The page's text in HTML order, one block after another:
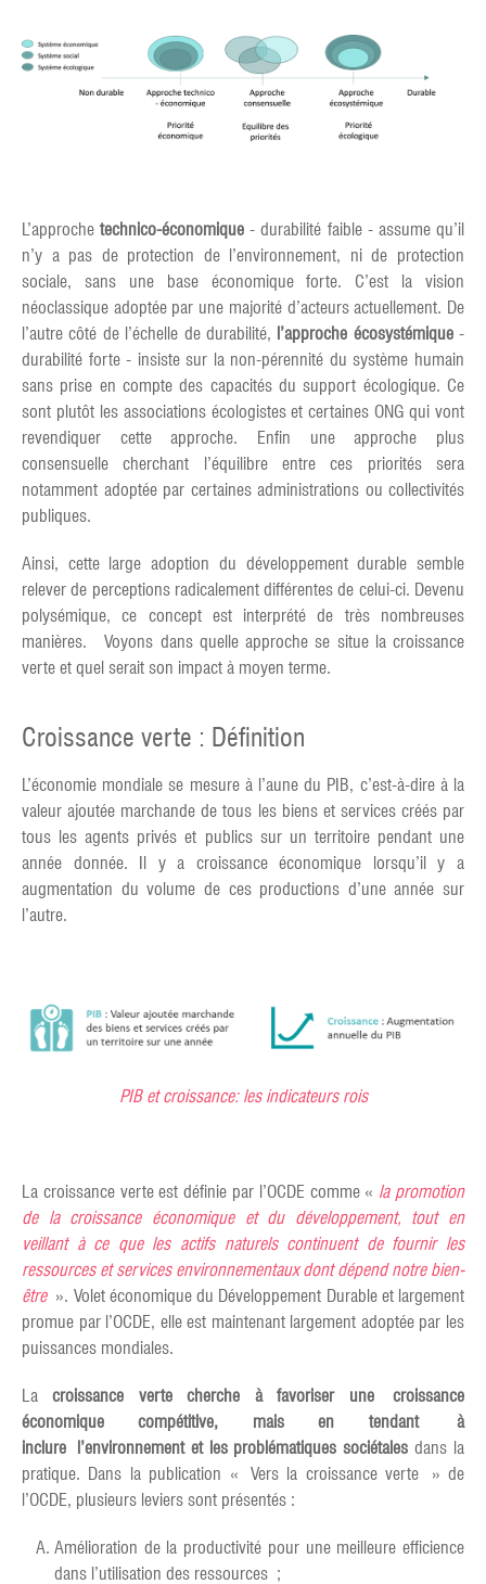
L’approchetechnico-économique - durabilité faible - assume qu’il
n’y a pas de protection de l’environnement, ni de protection
sociale, sans une base économique forte. C’est la vision
néoclassique adoptée par une majorité d’acteurs actuellement. De
l’autre côté de l’échelle de durabilité, l’approche écosystémique-
durabilité forte - insiste sur la non-pérennité du système humain
sans prise en compte des capacités du support écologique. Ce
sont plutôt les associations écologistes et certaines ONG qui vont
revendiquer cette approche. Enfin une approche plus
consensuelle cherchant l’équilibre entre ces priorités sera
notamment adoptée par certaines administrations ou collectivités
publiques.
Ainsi, cette large adoption du développement durable semble
relever de perceptions radicalement différentes de celui-ci. Devenu
polysémique, ce concept est interprété de très nombreuses
manières. Voyons dans quelle approche se situe la croissance
verte et quel serait son impact à moyen terme.
Croissance verte : Définition
L’économie mondiale se mesure à l’aune du PIB, c’est-à-dire à la
valeur ajoutée marchande de tous les biens et services créés par
tous les agents privés et publics sur un territoire pendant une
année donnée. Il y a croissance économique lorsqu’il y a
augmentation du volume de ces productions d’une année sur
l’autre.
PIB et croissance: les indicateurs rois
La croissance verte est définie par l’OCDE comme « la promotion
de la croissance économique et du développement, tout en
veillant à ce que les actifs naturels continuent de fournir les
ressources et services environnementaux dont dépend notre bien-
être». Volet économique du Développement Durable et largement
promue par l’OCDE, elle est maintenant largement adoptée par les
puissances mondiales.
Lacroissance verte cherche à favoriser une croissance
économique compétitive, mais en tendant à
inclure l’environnement et les problématiques sociétales dans la
pratique. Dans la publication « Vers la croissance verte » de
l’OCDE, plusieurs leviers sont présentés :
Amélioration de la productivité pour une meilleure efficience
dans l’utilisation des ressources ;